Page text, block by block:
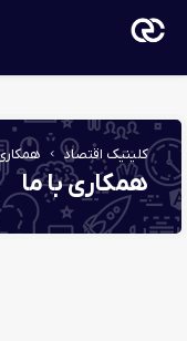
کلینیک اقتصاد
همکاری با ما